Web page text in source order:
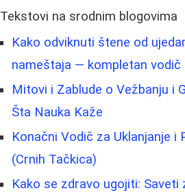
Tekstovi na srodnim blogovima
Kako odviknuti štene od
nameštaja — kompletan vodič
Mitovi i Zablude o Vežbanju i
Šta Nauka Kaže
Konačni Vodič za Uklanjanje i
(Crnih Tačkica)
Kako se zdravo ugojiti: Saveti